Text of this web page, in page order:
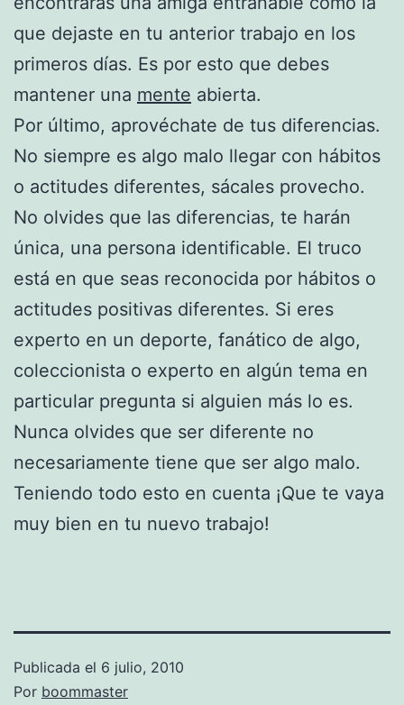
que dejaste en tu anterior trabajo en los
primeros días. Es por esto que debes
mantener una mente abierta.
Por último, aprovéchate de tus diferencias.
No siempre es algo malo llegar con hábitos
o actitudes diferentes, sácales provecho.
No olvides que las diferencias, te harán
única, una persona identificable. El truco
está en que seas reconocida por hábitos o
actitudes positivas diferentes. Si eres
experto en un deporte, fanático de algo,
coleccionista o experto en algún tema en
particular pregunta si alguien más lo es.
Nunca olvides que ser diferente no
necesariamente tiene que ser algo malo.
Teniendo todo esto en cuenta ¡Que te vaya
muy bien en tu nuevo trabajo!
Publicada el 6 julio, 2010
Por boommaster